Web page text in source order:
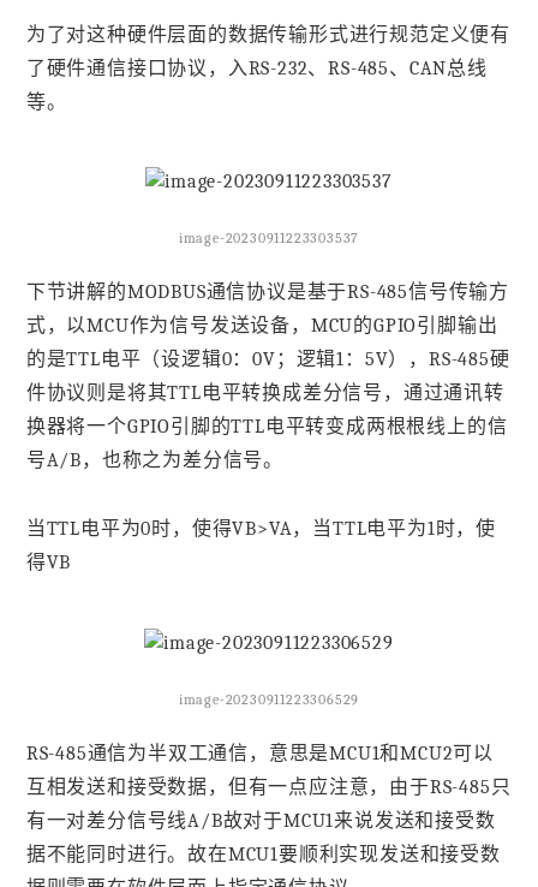
为了对这种硬件层面的数据传输形式进行规范定义便有
了硬件通信接口协议，入RS-232、RS-485、CAN总线
等。
image-20230911223303537
下节讲解的MODBUS通信协议是基于RS-485信号传输方
式，以MCU作为信号发送设备，MCU的GPIO引脚输出
的是TTL电平（设逻辑0：0V；逻辑1：5V），RS-485硬
件协议则是将其TTL电平转换成差分信号，通过通讯转
换器将一个GPIO引脚的TTL电平转变成两根根线上的信
号A/B，也称之为差分信号。
当TTL电平为0时，使得VB>VA，当TTL电平为1时，使
得VB
image-20230911223306529
RS-485通信为半双工通信，意思是MCU1和MCU2可以
互相发送和接受数据，但有一点应注意，由于RS-485只
有一对差分信号线A/B故对于MCU1来说发送和接受数
据不能同时进行。故在MCU1要顺利实现发送和接受数